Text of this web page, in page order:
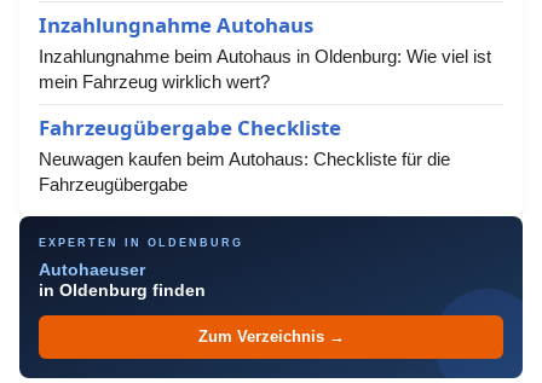
Inzahlungnahme Autohaus
Inzahlungnahme beim Autohaus in Oldenburg: Wie viel ist
mein Fahrzeug wirklich wert?
Fahrzeugübergabe Checkliste
Neuwagen kaufen beim Autohaus: Checkliste für die
Fahrzeugübergabe
EXPERTEN IN OLDENBURG
Autohaeuser
in Oldenburg finden
Zum Verzeichnis →